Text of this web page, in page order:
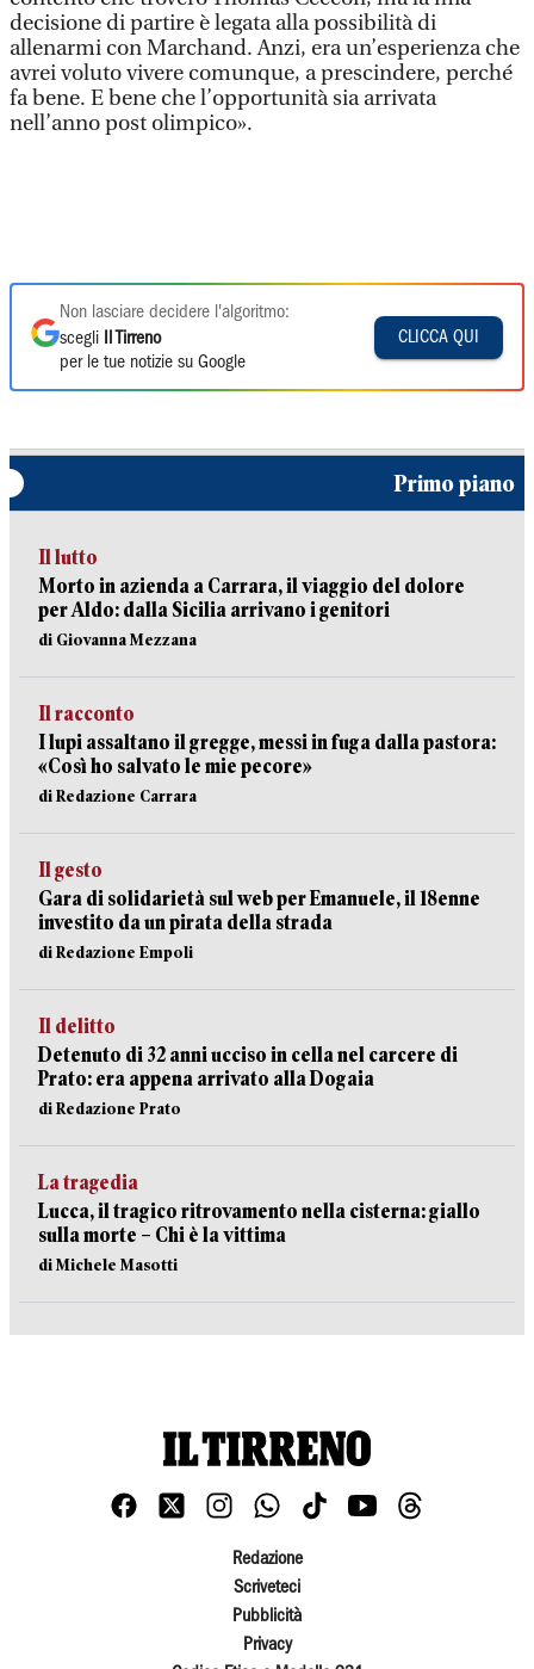
decisione di partire è legata alla possibilità di
allenarmi con Marchand. Anzi, era un’esperienza che
avrei voluto vivere comunque, a prescindere, perché
fa bene. E bene che l’opportunità sia arrivata
nell’anno post olimpico».
Non lasciare decidere l'algoritmo:
scegli
Il Tirreno
per le tue notizie su Google
CLICCA QUI
Primo piano
Il lutto
Morto in azienda a Carrara, il viaggio del dolore
per Aldo: dalla Sicilia arrivano i genitori
di Giovanna Mezzana
Il racconto
I lupi assaltano il gregge, messi in fuga dalla pastora:
«Così ho salvato le mie pecore»
di Redazione Carrara
Il gesto
Gara di solidarietà sul web per Emanuele, il 18enne
investito da un pirata della strada
di Redazione Empoli
Il delitto
Detenuto di 32 anni ucciso in cella nel carcere di
Prato: era appena arrivato alla Dogaia
di Redazione Prato
La tragedia
Lucca, il tragico ritrovamento nella cisterna: giallo
sulla morte – Chi è la vittima
di Michele Masotti
Redazione
Scriveteci
Pubblicità
Privacy